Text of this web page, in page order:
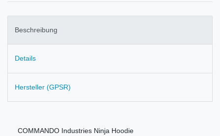
Beschreibung
Details
Hersteller (GPSR)
COMMANDO Industries Ninja Hoodie